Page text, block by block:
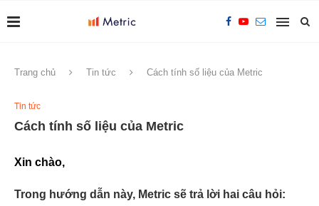
Trang chủ Tin tức Cách tính số liệu của Metric
Tin tức
Cách tính số liệu của Metric
Xin chào,
Trong hướng dẫn này, Metric sẽ trả lời hai câu hỏi: